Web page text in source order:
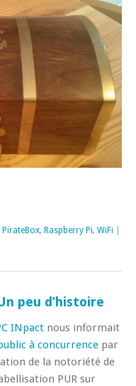
PirateBox, Raspberry Pi, WiFi
peu d’histoire
INpact nous informait
à concurrence par
de la notoriété de
PUR sur